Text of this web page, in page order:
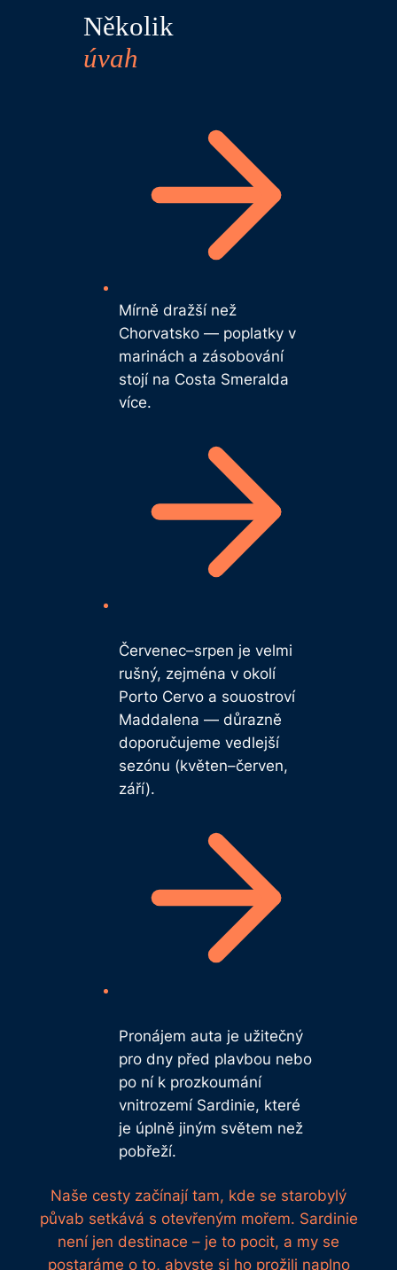
Několik
úvah
Mírně dražší než
Chorvatsko — poplatky v
marinách a zásobování
stojí na Costa Smeralda
více.
Červenec–srpen je velmi
rušný, zejména v okolí
Porto Cervo a souostroví
Maddalena — důrazně
doporučujeme vedlejší
sezónu (květen–červen,
září).
Pronájem auta je užitečný
pro dny před plavbou nebo
po ní k prozkoumání
vnitrozemí Sardinie, které
je úplně jiným světem než
pobřeží.
Naše cesty začínají tam, kde se starobylý
půvab setkává s otevřeným mořem. Sardinie
není jen destinace – je to pocit, a my se
postaráme o to, abyste si ho prožili naplno